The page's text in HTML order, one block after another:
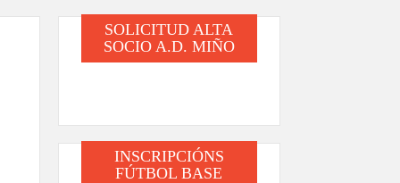
SOLICITUD ALTA
SOCIO A.D. MIÑO
INSCRIPCIÓNS
FÚTBOL BASE